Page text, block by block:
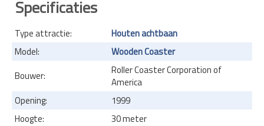
Specificaties
Type attractie:
Houten achtbaan
Model:
Wooden Coaster
Bouwer:
Roller Coaster Corporation of
America
Opening:
1999
Hoogte:
30 meter